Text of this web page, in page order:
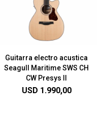
Guitarra electro acustica
Seagull Maritime SWS CH
CW Presys II
USD 1.990,00